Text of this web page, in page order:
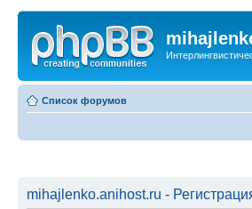
Список форумов
mihajlenko.anihost.ru -